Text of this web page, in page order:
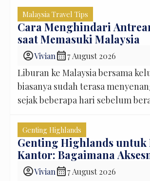
juga relatif familiar. Mau liburan
Kuala Lumpur, membawa anak
Highlands, atau sekalian
perjalanan dari Singapore ke
semuanya cukup mudah
ada satu hal kecil yang jangan
Malaysia Travel Tips
Cara Menghindari
saat Memasuki Malaysia
account_circleViviancalendar_month7 August 2026
Liburan ke Malaysia bersama
biasanya sudah terasa
sejak beberapa hari sebelum
koper mulai memenuhi sudut
sementara orang tua sibuk
hotel, dan itinerary sudah aman.
satu bagian perjalanan yang
Genting Highlands
Genting Highlands untuk
Kantor: Bagaimana
account_circleViviancalendar_month7 August 2026